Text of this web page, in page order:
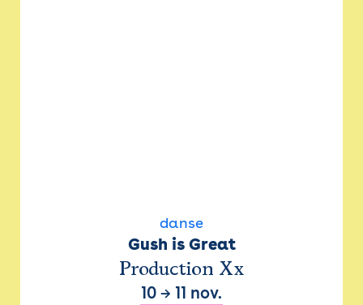
danse
Gush is Great
Production Xx
10 → 11 nov.